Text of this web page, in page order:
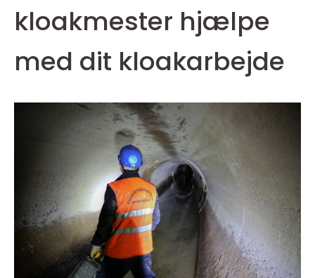
kloakmester hjælpe
med dit kloakarbejde